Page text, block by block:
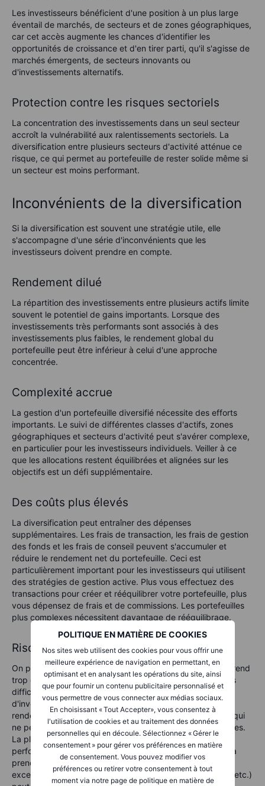
POLITIQUE EN MATIÈRE DE COOKIES
Nos sites web utilisent des cookies pour vous offrir une
meilleure expérience de navigation en permettant, en
optimisant et en analysant les opérations du site, ainsi
que pour fournir un contenu publicitaire personnalisé et
vous permettre de vous connecter aux médias sociaux.
En choisissant « Tout Accepter», vous consentez à
l'utilisation de cookies et au traitement des données
personnelles qui en découle. Sélectionnez « Gérer le
consentement » pour gérer vos préférences en matière
de consentement. Vous pouvez modifier vos
préférences ou retirer votre consentement à tout
moment via notre page de politique en matière de
Les investisseurs bénéficient d'une position à un plus large
éventail de marchés, de secteurs et de zones géographiques,
car cet accès augmente les chances d'identifier les
opportunités de croissance et d'en tirer parti, qu'il s'agisse de
marchés émergents, de secteurs innovants ou
d'investissements alternatifs.
Protection contre les risques sectoriels
La concentration des investissements dans un seul secteur
accroît la vulnérabilité aux ralentissements sectoriels. La
diversification entre plusieurs secteurs d'activité atténue ce
risque, ce qui permet au portefeuille de rester solide même si
un secteur est moins performant.
Inconvénients de la diversification
Si la diversification est souvent une stratégie utile, elle
s'accompagne d'une série d'inconvénients que les
investisseurs doivent prendre en compte.
Rendement dilué
La répartition des investissements entre plusieurs actifs limite
souvent le potentiel de gains importants. Lorsque des
investissements très performants sont associés à des
investissements plus faibles, le rendement global du
portefeuille peut être inférieur à celui d'une approche
concentrée.
Complexité accrue
La gestion d'un portefeuille diversifié nécessite des efforts
importants. Le suivi de différentes classes d'actifs, zones
géographiques et secteurs d'activité peut s'avérer complexe,
en particulier pour les investisseurs individuels. Veiller à ce
que les allocations restent équilibrées et alignées sur les
objectifs est un défi supplémentaire.
Des coûts plus élevés
La diversification peut entraîner des dépenses
supplémentaires. Les frais de transaction, les frais de gestion
des fonds et les frais de conseil peuvent s'accumuler et
réduire le rendement net du portefeuille. Ceci est
particulièrement important pour les investisseurs qui utilisent
des stratégies de gestion active. Plus vous effectuez des
transactions pour créer et rééquilibrer votre portefeuille, plus
vous dépensez de frais et de commissions. Les portefeuilles
plus complexes nécessitent davantage de rééquilibrage.
Risques de surdiversification
On parle de surdiversification lorsqu'un portefeuille comprend
trop d'actifs, ce qui dilue les gains potentiels et accroît les
difficultés de gestion. La détention d'un nombre excessif
d'investissements peut entraîner une diminution des
rendements, ainsi qu'un chevauchement des expositions qui
ne permet pas d'obtenir une véritable réduction des risques.
La plupart des stratégies d'investissement reposent sur la
performance à long terme des actions, qui ont tendance à
prendre de la valeur au fil du temps. Une diversification
excessive (en incluant également des obligations, de l'or, etc.)